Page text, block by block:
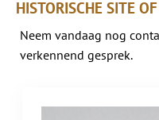
HISTORISCHE SITE
Neem vandaag nog
verkennend gesprek.